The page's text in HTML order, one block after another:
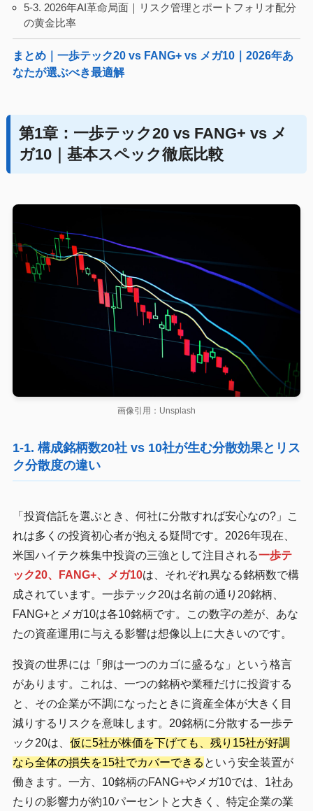
5-3. 2026年AI革命局面｜リスク管理とポートフォリオ配分
の黄金比率
まとめ｜一歩テック20 vs FANG+ vs メガ10｜2026年あ
なたが選ぶべき最適解
第1章：一歩テック20 vs FANG+ vs メ
ガ10｜基本スペック徹底比較
画像引用：Unsplash
1-1. 構成銘柄数20社 vs 10社が生む分散効果とリス
ク分散度の違い
「投資信託を選ぶとき、何社に分散すれば安心なの?」こ
れは多くの投資初心者が抱える疑問です。2026年現在、
米国ハイテク株集中投資の三強として注目される一歩テ
ック20、FANG+、メガ10は、それぞれ異なる銘柄数で構
成されています。一歩テック20は名前の通り20銘柄、
FANG+とメガ10は各10銘柄です。この数字の差が、あな
たの資産運用に与える影響は想像以上に大きいのです。
投資の世界には「卵は一つのカゴに盛るな」という格言
があります。これは、一つの銘柄や業種だけに投資する
と、その企業が不調になったときに資産全体が大きく目
減りするリスクを意味します。20銘柄に分散する一歩テ
ック20は、 仮に5社が株価を下げても、残り15社が好調
なら全体の損失を15社でカバーできる という安全装置が
働きます。一方、10銘柄のFANG+やメガ10では、1社あ
たりの影響力が約10パーセントと大きく、特定企業の業